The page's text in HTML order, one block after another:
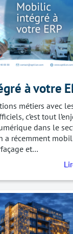
à votre
métiers avec
c’est tout
dans le
a récemment
et…